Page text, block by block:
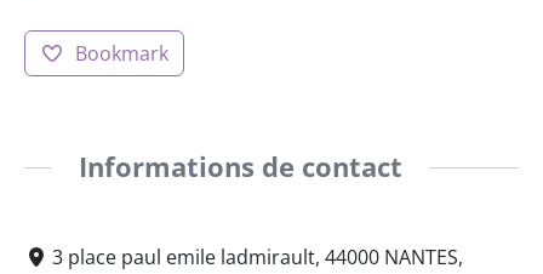
Bookmark
Informations de contact
3 place paul emile ladmirault, 44000 NANTES,